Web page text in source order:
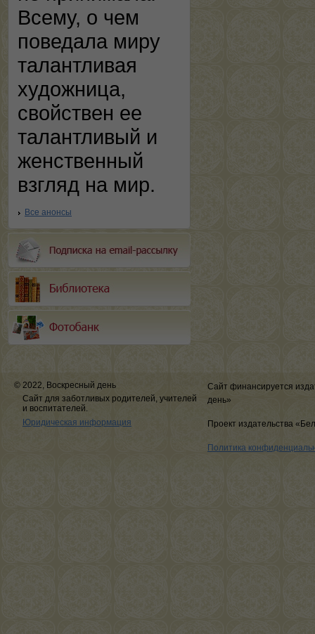
Всему, о чем
поведала миру
талантливая
художница,
свойствен ее
талантливый и
женственный
взгляд на мир.
Все анонсы
© 2022, Воскресный день
Сайт для заботливых родителей, учителей
и воспитателей.
Юридическая информация
Сайт финансируется
день»
Проект издательства
Политика